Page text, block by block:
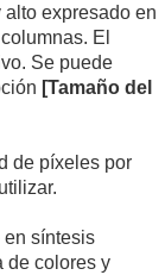
expresado en
El
Se puede
[Tamaño del
de píxeles por
en síntesis
de colores y